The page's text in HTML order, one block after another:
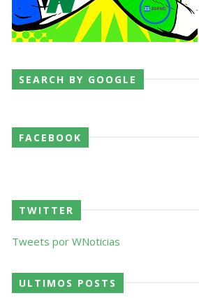
SEARCH BY GOOGLE
FACEBOOK
TWITTER
Tweets por WNoticias
ULTIMOS POSTS